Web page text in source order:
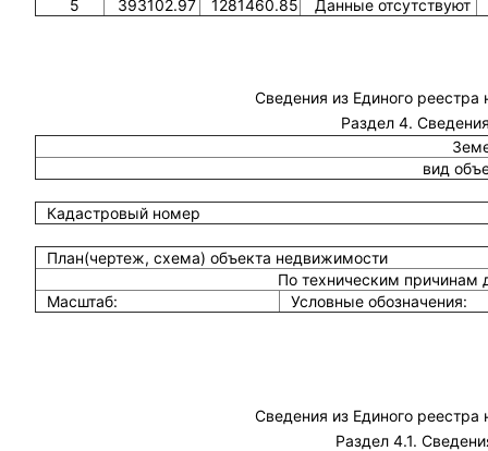
5
393102.97 1281460.85 Данные отсутствуют
Сведения из Единого
Раздел 4.
вид
Кадастровый номер
План(чертеж, схема) объекта недвижимости
По техническим причинам
Масштаб:
Условные обозначения:
Сведения из Единого
Раздел 4.1.